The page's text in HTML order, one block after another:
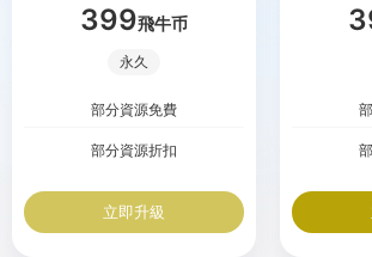
399飛牛币
永久
部分資源免費
部分資源折扣
立即升級